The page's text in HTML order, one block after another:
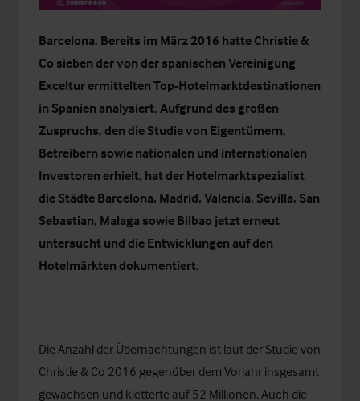
Barcelona. Bereits im März 2016 hatte Christie &
Co sieben der von der spanischen Vereinigung
Exceltur ermittelten Top-Hotelmarktdestinationen
in Spanien analysiert. Aufgrund des großen
Zuspruchs, den die Studie von Eigentümern,
Betreibern sowie nationalen und internationalen
Investoren erhielt, hat der Hotelmarktspezialist
die Städte Barcelona, Madrid, Valencia, Sevilla, San
Sebastian, Malaga sowie Bilbao jetzt erneut
untersucht und die Entwicklungen auf den
Hotelmärkten dokumentiert.
Die Anzahl der Übernachtungen ist laut der Studie von
Christie & Co 2016 gegenüber dem Vorjahr insgesamt
gewachsen und kletterte auf 52 Millionen. Auch die